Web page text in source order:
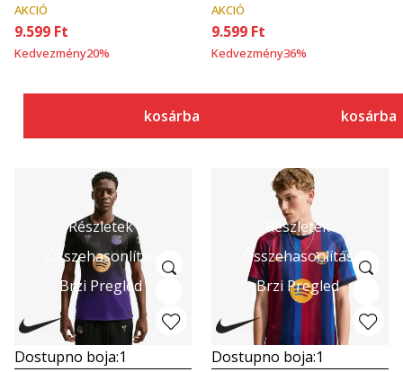
AKCIÓ
9.599 Ft
Kedvezmény20%
kosárba
AKCIÓ
9.599 Ft
Kedvezmény36%
kosárba
Részletek
Összehasonlítás
Brzi Pregled
Dostupno boja:1
Részletek
Összehasonlítás
Brzi Pregled
Dostupno boja:1